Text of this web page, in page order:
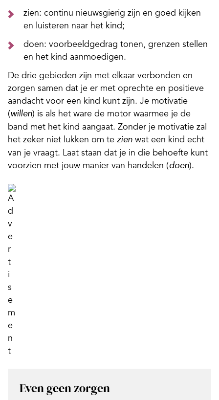
zien: continu nieuwsgierig zijn en goed kijken
en luisteren naar het kind;
doen: voorbeeldgedrag tonen, grenzen stellen
en het kind aanmoedigen.
De drie gebieden zijn met elkaar verbonden en
zorgen samen dat je er met oprechte en positieve
aandacht voor een kind kunt zijn. Je motivatie
(willen) is als het ware de motor waarmee je de
band met het kind aangaat. Zonder je motivatie zal
het zeker niet lukken om te zien wat een kind echt
van je vraagt. Laat staan dat je in die behoefte kunt
voorzien met jouw manier van handelen (doen).
Even geen zorgen